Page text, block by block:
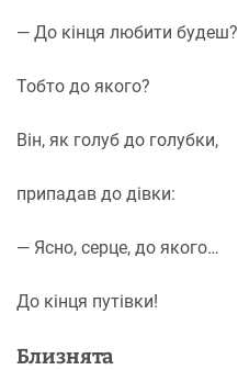
— До кінця любити будеш?
Тобто до якого?
Він, як голуб до голубки,
припадав до дівки:
— Ясно, серце, до якого…
До кінця путівки!
Близнята